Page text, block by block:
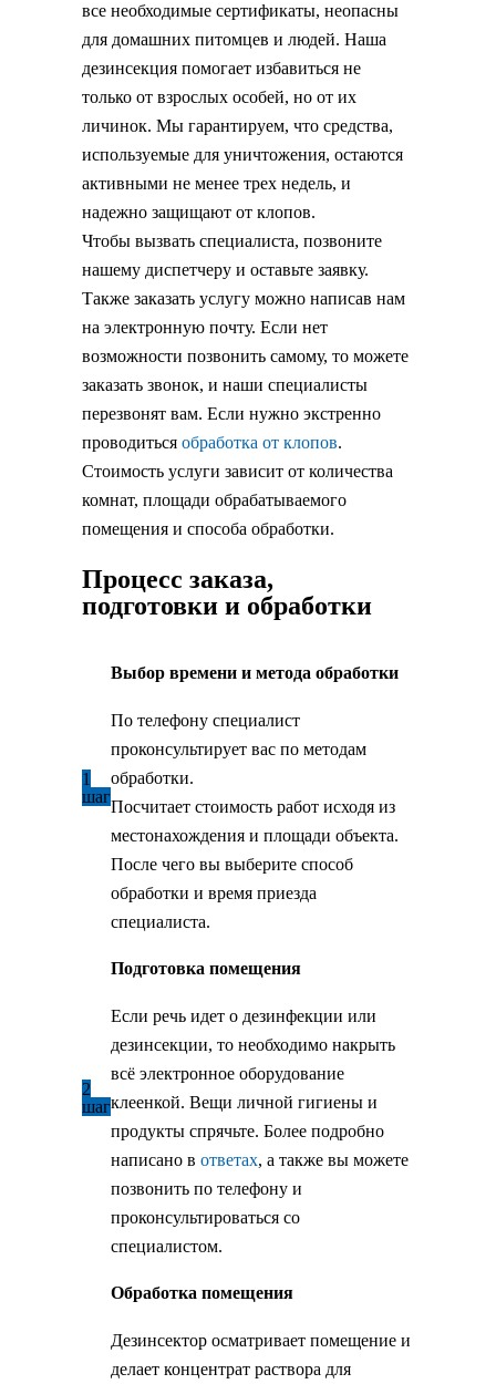
все необходимые сертификаты, неопасны
для домашних питомцев и людей. Наша
дезинсекция помогает избавиться не
только от взрослых особей, но от их
личинок. Мы гарантируем, что средства,
используемые для уничтожения, остаются
активными не менее трех недель, и
надежно защищают от клопов.
Чтобы вызвать специалиста, позвоните
нашему диспетчеру и оставьте заявку.
Также заказать услугу можно написав нам
на электронную почту. Если нет
возможности позвонить самому, то можете
заказать звонок, и наши специалисты
перезвонят вам. Если нужно экстренно
проводиться обработка от клопов.
Стоимость услуги зависит от количества
комнат, площади обрабатываемого
помещения и способа обработки.
Процесс заказа,
подготовки и обработки
1
шаг
Выбор времени и метода обработки
По телефону специалист
проконсультирует вас по методам
обработки.
Посчитает стоимость работ исходя из
местонахождения и площади объекта.
После чего вы выберите способ
обработки и время приезда
специалиста.
2
шаг
Подготовка помещения
Если речь идет о дезинфекции или
дезинсекции, то необходимо накрыть
всё электронное оборудование
клеенкой. Вещи личной гигиены и
продукты спрячьте. Более подробно
написано в ответах, а также вы можете
позвонить по телефону и
проконсультироваться со
специалистом.
Обработка помещения
Дезинсектор осматривает помещение и
делает концентрат раствора для